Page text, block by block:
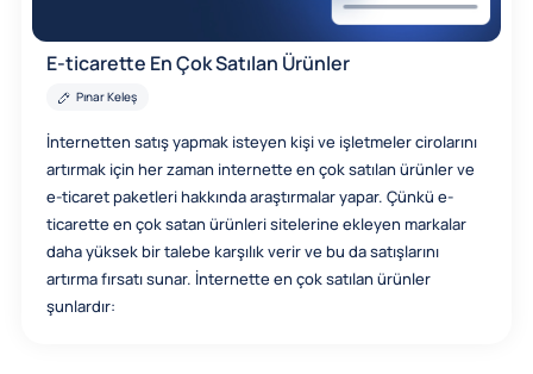
E-ticarette En Çok Satılan Ürünler
Pınar Keleş
İnternetten satış yapmak isteyen kişi ve işletmeler cirolarını
artırmak için her zaman internette en çok satılan ürünler ve
e-ticaret paketleri hakkında araştırmalar yapar. Çünkü e-
ticarette en çok satan ürünleri sitelerine ekleyen markalar
daha yüksek bir talebe karşılık verir ve bu da satışlarını
artırma fırsatı sunar. İnternette en çok satılan ürünler
şunlardır: